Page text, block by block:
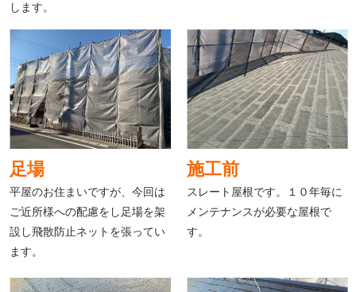
します。
足場
平屋のお住まいですが、今回は
ご近所様への配慮をし足場を架
設し飛散防止ネットを張ってい
ます。
施工前
スレート屋根です。１０年毎に
メンテナンスが必要な屋根で
す。